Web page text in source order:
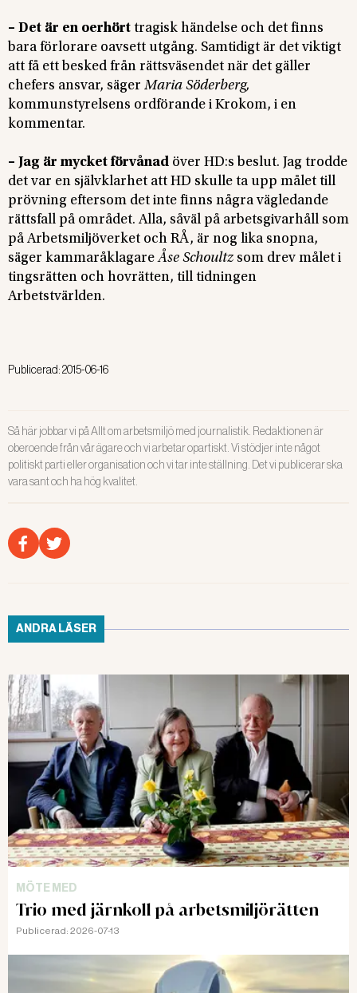
– Det är en oerhört tragisk händelse och det finns
bara förlorare oavsett utgång. Samtidigt är det viktigt
att få ett besked från rättsväsendet när det gäller
chefers ansvar, säger Maria Söderberg,
kommunstyrelsens ordförande i Krokom, i en
kommentar.
– Jag är mycket förvånad över HD:s beslut. Jag trodde
det var en självklarhet att HD skulle ta upp målet till
prövning eftersom det inte finns några vägledande
rättsfall på området. Alla, såväl på arbetsgivarhåll som
på Arbetsmiljöverket och RÅ, är nog lika snopna,
säger kammaråklagareÅse Schoultz som drev målet i
tingsrätten och hovrätten, till tidningen
Arbetstvärlden.
Publicerad:2015-06-16
Så här jobbar vi på Allt om arbetsmiljö med journalistik. Redaktionen är
oberoende från vår ägare och vi arbetar opartiskt. Vi stödjer inte något
politiskt parti eller organisation och vi tar inte ställning. Det vi publicerar ska
vara sant och ha hög kvalitet.
ANDRA LÄSER
MÖTE MED
Trio med järnkoll på arbetsmiljörätten
Publicerad: 2026-07-13